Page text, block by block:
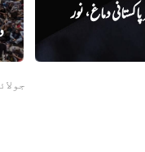
دماغ، نور
جولائی 28,